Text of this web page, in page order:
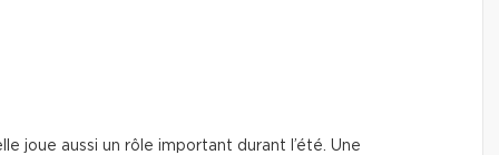
joue aussi un rôle important durant l’été. Une